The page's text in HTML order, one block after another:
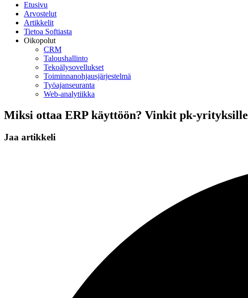
Etusivu
Arvostelut
Artikkelit
Tietoa Softiasta
Oikopolut
CRM
Taloushallinto
Tekoälysovellukset
Toiminnan­ohjausjärjestelmä
Työajanseuranta
Web-analytiikka
Miksi ottaa ERP käyttöön? Vinkit pk-yrityksille
Jaa artikkeli